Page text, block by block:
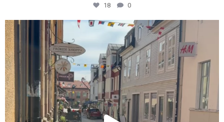
18
0
centrumfastigheter
Jul 31